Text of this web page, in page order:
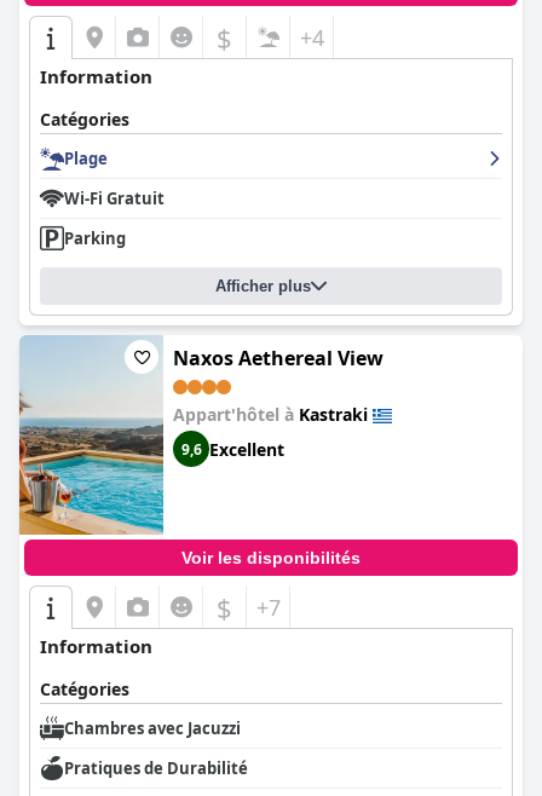
$ +4
Information
Catégories
Plage
Wi-Fi Gratuit
Parking
Afficher plus
Naxos Aethereal View
Appart'hôtel à Kastraki
9,6 Excellent
Voir les disponibilités
$ +7
Information
Catégories
Chambres avec Jacuzzi
Pratiques de Durabilité